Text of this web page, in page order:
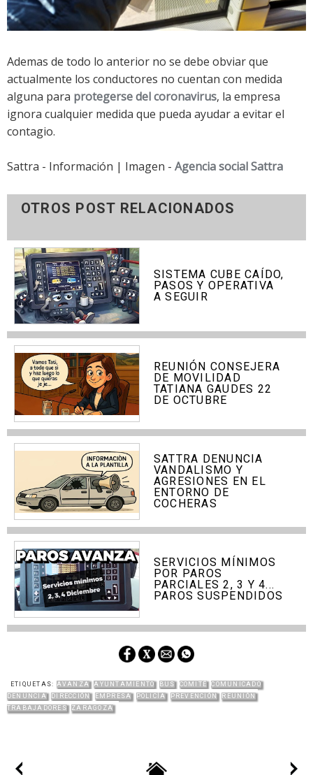
Ademas de todo lo anterior no se debe obviar que
actualmente los conductores no cuentan con medida
alguna para protegerse del coronavirus, la empresa
ignora cualquier medida que pueda ayudar a evitar el
contagio.
Sattra - Información | Imagen - Agencia social Sattra
OTROS POST RELACIONADOS
SISTEMA CUBE CAÍDO,
PASOS Y OPERATIVA
A SEGUIR
REUNIÓN CONSEJERA
DE MOVILIDAD
TATIANA GAUDES 22
DE OCTUBRE
SATTRA DENUNCIA
VANDALISMO Y
AGRESIONES EN EL
ENTORNO DE
COCHERAS
SERVICIOS MÍNIMOS
POR PAROS
PARCIALES 2, 3 Y 4...
PAROS SUSPENDIDOS
ETIQUETAS: AVANZA AYUNTAMIENTO BUS COMITÉ
COMUNICADO
DENUNCIA
DIRECCIÓN EMPRESA POLICÍA PREVENCIÓN
REUNIÓN
TRABAJADORES
ZARAGOZA